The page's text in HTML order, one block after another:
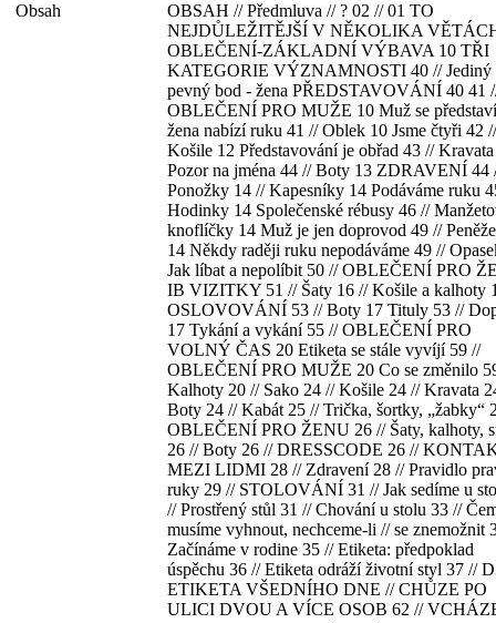
Obsah
OBSAH // Předmluva // ? 02 // 01 TO
NEJDŮLEŽITĚJŠÍ V NĚKOLIKA
OBLEČENÍ-ZÁKLADNÍ VÝBAVA 10 TŘI
KATEGORIE VÝZNAMNOSTI 40 // Jediný
pevný bod - žena PŘEDSTAVOVÁNÍ 40 41
OBLEČENÍ PRO MUŽE 10 Muž se
žena nabízí ruku 41 // Oblek 10 Jsme čtyři 42 //
Košile 12 Představování je obřad 43 //
Pozor na jména 44 // Boty 13 ZDRAVENÍ 44
Ponožky 14 // Kapesníky 14 Podáváme ruku
Hodinky 14 Společenské rébusy 46 //
knoflíčky 14 Muž je jen doprovod 49 //
14 Někdy raději ruku nepodáváme 49 //
Jak líbat a nepolíbit 50 // OBLEČENÍ PRO
IB VIZITKY 51 // Šaty 16 // Košile a kalhoty
OSLOVOVÁNÍ 53 // Boty 17 Tituly 53 //
17 Tykání a vykání 55 // OBLEČENÍ PRO
VOLNÝ ČAS 20 Etiketa se stále vyvíjí 59 //
OBLEČENÍ PRO MUŽE 20 Co se změnilo
Kalhoty 20 // Sako 24 // Košile 24 // Kravata
Boty 24 // Kabát 25 // Trička, šortky, „žabky“
OBLEČENÍ PRO ŽENU 26 // Šaty, kalhoty,
26 // Boty 26 // DRESSCODE 26 //
MEZI LIDMI 28 // Zdravení 28 // Pravidlo
ruky 29 // STOLOVÁNÍ 31 // Jak sedíme u
// Prostřený stůl 31 // Chování u stolu 33 //
musíme vyhnout, nechceme-li // se znemožnit
Začínáme v rodine 35 // Etiketa: předpoklad
úspěchu 36 // Etiketa odráží životní styl 37 //
ETIKETA VŠEDNÍHO DNE // CHŮZE PO
ULICI DVOU A VÍCE OSOB 62 //